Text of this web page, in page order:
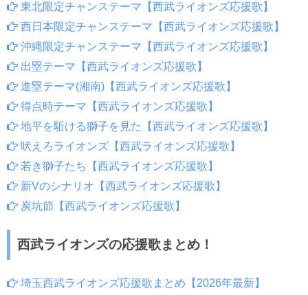
東北限定チャンステーマ【西武ライオンズ応援歌】
西日本限定チャンステーマ【西武ライオンズ応援歌】
沖縄限定チャンステーマ【西武ライオンズ応援歌】
出塁テーマ【西武ライオンズ応援歌】
進塁テーマ(湘南)【西武ライオンズ応援歌】
得点時テーマ【西武ライオンズ応援歌】
地平を駈ける獅子を見た【西武ライオンズ応援歌】
吠えろライオンズ【西武ライオンズ応援歌】
若き獅子たち【西武ライオンズ応援歌】
新Vのシナリオ【西武ライオンズ応援歌】
炭坑節【西武ライオンズ応援歌】
西武ライオンズの応援歌まとめ！
埼玉西武ライオンズ応援歌まとめ【2026年最新】